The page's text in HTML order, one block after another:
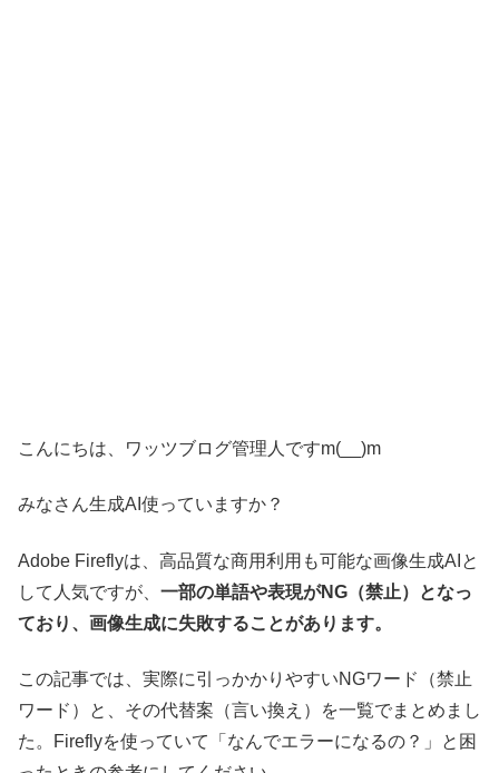
こんにちは、ワッツブログ管理人ですm(__)m
みなさん生成AI使っていますか？
Adobe Fireflyは、高品質な商用利用も可能な画像生成AIと
して人気ですが、 一部の単語や表現がNG（禁止）となっ
ており、画像生成に失敗することがあります。
この記事では、実際に引っかかりやすいNGワード（禁止
ワード）と、その代替案（言い換え）を一覧でまとめまし
た。Fireflyを使っていて「なんでエラーになるの？」と困